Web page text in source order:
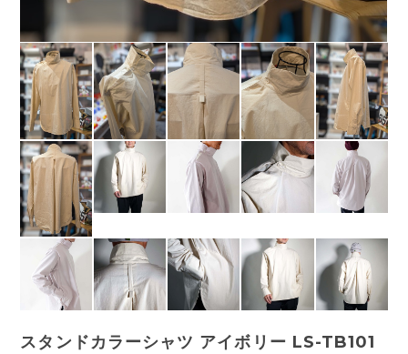
スタンドカラーシャツ アイボリー LS-TB101